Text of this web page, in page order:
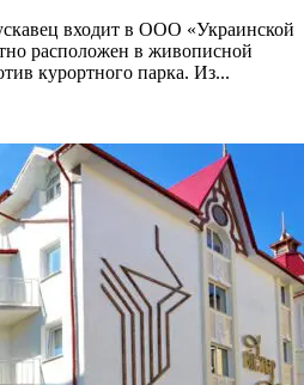
входит в ООО «Украинской
расположен в живописной
курортного парка. Из...